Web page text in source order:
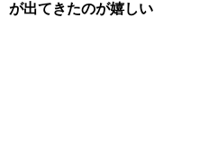
が出てきたのが嬉しい